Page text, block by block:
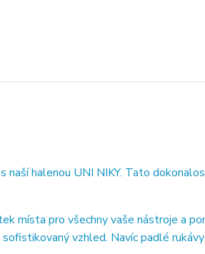
halenou UNI NIKY. Tato
místa pro všechny vaše nástroje a
vzhled. Navíc padlé